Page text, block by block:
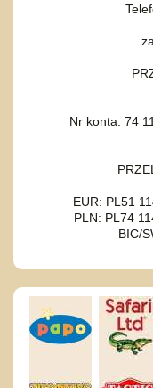
Nr konta: 74
EUR: PL51
PLN: PL74
BIC/